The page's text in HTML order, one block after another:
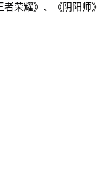
荣耀》、《阴阳师》